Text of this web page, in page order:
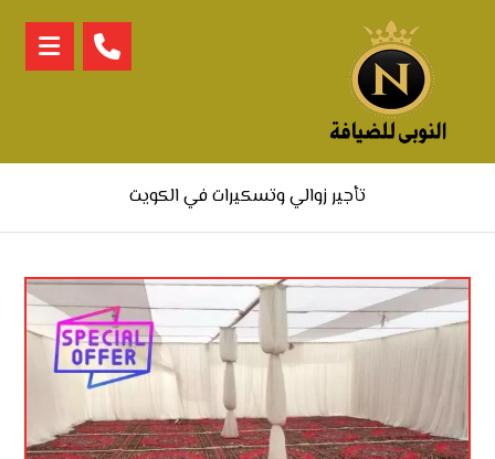
تأجير زوالي وتسكيرات في الكويت